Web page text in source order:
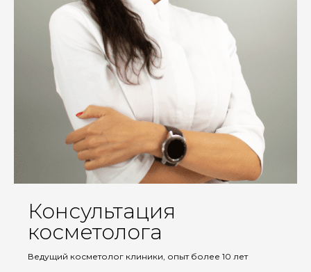
Консультация
косметолога
Ведущий косметолог клиники, опыт более 10 лет